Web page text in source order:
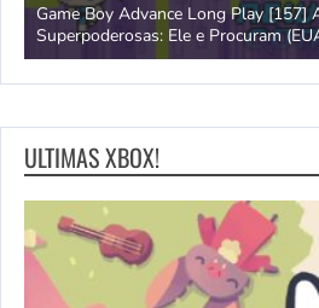
Game Boy Advance Long Play [157]
Superpoderosas: Ele e Procuram
ULTIMAS XBOX!